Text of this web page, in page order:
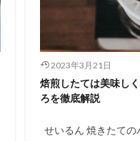
2023年3月21日
焙煎したては美味し
ろを徹底解説
せいるん 焼きたて